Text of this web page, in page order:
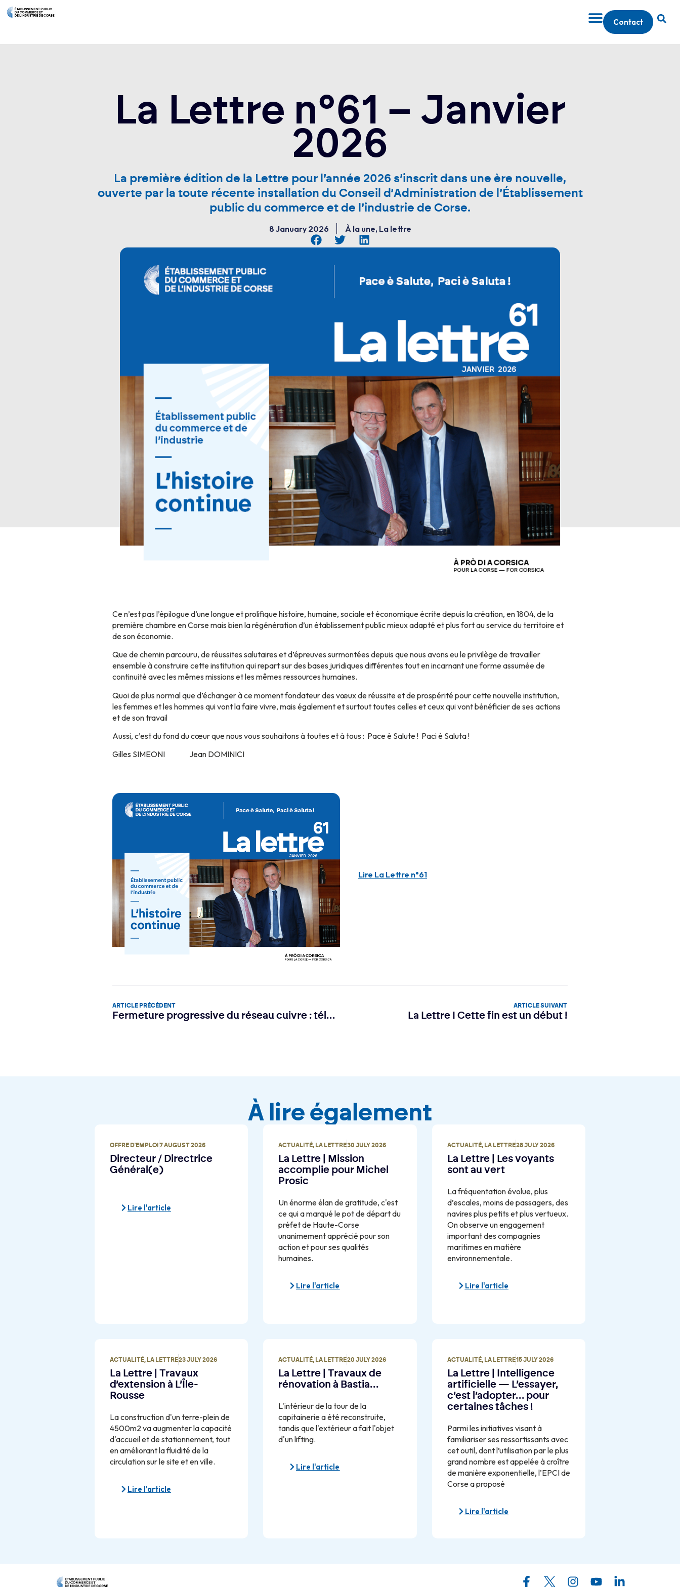
Contact
La Lettre n°61 – Janvier
2026
La première édition de la Lettre pour l’année 2026 s’inscrit dans une ère nouvelle,
ouverte par la toute récente installation du Conseil d’Administration de l’Établissement
public du commerce et de l’industrie de Corse.
8 January 2026 À la une, La lettre
Ce n’est pas l’épilogue d’une longue et prolifique histoire, humaine, sociale et économique écrite depuis la création, en 1804, de la
première chambre en Corse mais bien la régénération d’un établissement public mieux adapté et plus fort au service du territoire et
de son économie.
Que de chemin parcouru, de réussites salutaires et d’épreuves surmontées depuis que nous avons eu le privilège de travailler
ensemble à construire cette institution qui repart sur des bases juridiques différentes tout en incarnant une forme assumée de
continuité avec les mêmes missions et les mêmes ressources humaines.
Quoi de plus normal que d’échanger à ce moment fondateur des vœux de réussite et de prospérité pour cette nouvelle institution,
les femmes et les hommes qui vont la faire vivre, mais également et surtout toutes celles et ceux qui vont bénéficier de ses actions
et de son travail
Aussi, c’est du fond du cœur que nous vous souhaitons à toutes et à tous : Pace è Salute ! Paci è Saluta !
Gilles SIMEONI Jean DOMINICI
Lire La Lettre n°61
ARTICLE PRÉCÉDENT
Fermeture progressive du réseau cuivre : téléchargez le guide pratique d’aide aux entreprises
ARTICLE SUIVANT
La Lettre I Cette fin est un début !
À lire également
OFFRE D'EMPLOI 7 AUGUST 2026
Directeur / Directrice
Général(e)
Lire l'article
ACTUALITÉ, LA LETTRE30 JULY 2026
La Lettre | Mission
accomplie pour Michel
Prosic
Un énorme élan de gratitude, c'est
ce qui a marqué le pot de départ du
préfet de Haute-Corse
unanimement apprécié pour son
action et pour ses qualités
humaines.
Lire l'article
ACTUALITÉ, LA LETTRE28 JULY 2026
La Lettre | Les voyants
sont au vert
La fréquentation évolue, plus
d’escales, moins de passagers, des
navires plus petits et plus vertueux.
On observe un engagement
important des compagnies
maritimes en matière
environnementale.
Lire l'article
ACTUALITÉ, LA LETTRE23 JULY 2026
La Lettre | Travaux
d’extension à L’Île-
Rousse
La construction d'un terre-plein de
4500m2 va augmenter la capacité
d'accueil et de stationnement, tout
en améliorant la fluidité de la
circulation sur le site et en ville.
Lire l'article
ACTUALITÉ, LA LETTRE20 JULY 2026
La Lettre | Travaux de
rénovation à Bastia…
L'intérieur de la tour de la
capitainerie a été reconstruite,
tandis que l'extérieur a fait l'objet
d'un lifting.
Lire l'article
ACTUALITÉ, LA LETTRE15 JULY 2026
La Lettre | Intelligence
artificielle — L’essayer,
c’est l’adopter… pour
certaines tâches !
Parmi les initiatives visant à
familiariser ses ressortissants avec
cet outil, dont l’utilisation par le plus
grand nombre est appelée à croître
de manière exponentielle, l’EPCI de
Corse a proposé
Lire l'article